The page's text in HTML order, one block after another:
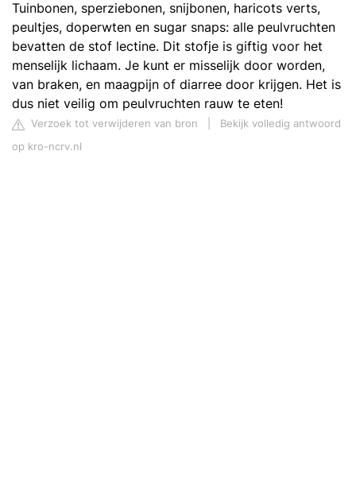
Tuinbonen, sperziebonen, snijbonen, haricots verts,
peultjes, doperwten en sugar snaps: alle peulvruchten
bevatten de stof lectine. Dit stofje is giftig voor het
menselijk lichaam. Je kunt er misselijk door worden,
van braken, en maagpijn of diarree door krijgen. Het is
dus niet veilig om peulvruchten rauw te eten!
Verzoek tot verwijderen van bron
Bekijk volledig antwoord
op kro-ncrv.nl